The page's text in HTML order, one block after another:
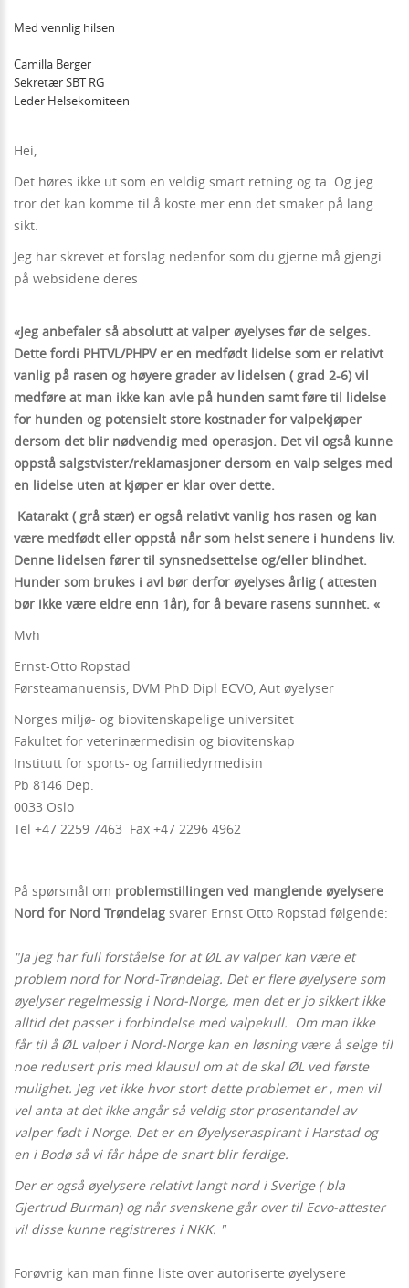
Med vennlig hilsen
Camilla Berger
Sekretær SBT RG
Leder Helsekomiteen
Hei,
Det høres ikke ut som en veldig smart retning og ta. Og jeg
tror det kan komme til å koste mer enn det smaker på lang
sikt.
Jeg har skrevet et forslag nedenfor som du gjerne må gjengi
på websidene deres
«Jeg anbefaler så absolutt at valper øyelyses før de selges.
Dette fordi PHTVL/PHPV er en medfødt lidelse som er relativt
vanlig på rasen og høyere grader av lidelsen ( grad 2-6) vil
medføre at man ikke kan avle på hunden samt føre til lidelse
for hunden og potensielt store kostnader for valpekjøper
dersom det blir nødvendig med operasjon. Det vil også kunne
oppstå salgstvister/reklamasjoner dersom en valp selges med
en lidelse uten at kjøper er klar over dette.
Katarakt ( grå stær) er også relativt vanlig hos rasen og kan
være medfødt eller oppstå når som helst senere i hundens liv.
Denne lidelsen fører til synsnedsettelse og/eller blindhet.
Hunder som brukes i avl bør derfor øyelyses årlig ( attesten
bør ikke være eldre enn 1år), for å bevare rasens sunnhet. «
Mvh
Ernst-Otto Ropstad
Førsteamanuensis, DVM PhD Dipl ECVO, Aut øyelyser
Norges miljø- og biovitenskapelige universitet
Fakultet for veterinærmedisin og biovitenskap
Institutt for sports- og familiedyrmedisin
Pb 8146 Dep.
0033 Oslo
Tel +47 2259 7463 Fax +47 2296 4962
På spørsmål om problemstillingen ved manglende øyelysere
Nord for Nord Trøndelag svarer Ernst Otto Ropstad følgende:
"Ja jeg har full forståelse for at ØL av valper kan være et
problem nord for Nord-Trøndelag. Det er flere øyelysere som
øyelyser regelmessig i Nord-Norge, men det er jo sikkert ikke
alltid det passer i forbindelse med valpekull. Om man ikke
får til å ØL valper i Nord-Norge kan en løsning være å selge til
noe redusert pris med klausul om at de skal ØL ved første
mulighet. Jeg vet ikke hvor stort dette problemet er , men vil
vel anta at det ikke angår så veldig stor prosentandel av
valper født i Norge. Det er en Øyelyseraspirant i Harstad og
en i Bodø så vi får håpe de snart blir ferdige.
Der er også øyelysere relativt langt nord i Sverige ( bla
Gjertrud Burman) og når svenskene går over til Ecvo-attester
vil disse kunne registreres i NKK. "
Forøvrig kan man finne liste over autoriserte øyelysere